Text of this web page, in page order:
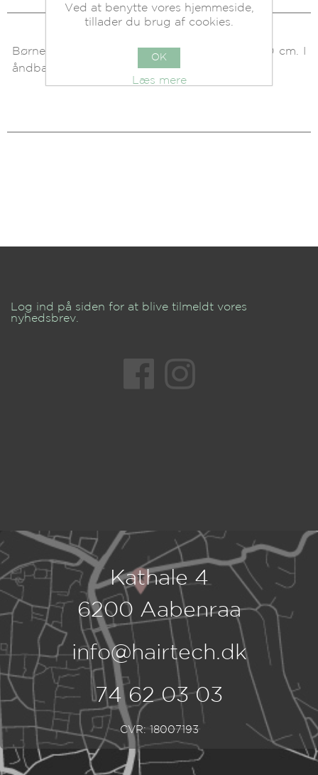
Børnekappe med hægtelukning. Mål 125 x 130 cm. I
åndbar materiale.
Log ind på siden for at blive tilmeldt vores
nyhedsbrev.
Kathale 4
6200 Aabenraa
info@hairtech.dk
74 62 03 03
CVR: 18007193
Ved at benytte vores hjemmeside,
tillader du brug af cookies.
OK
Læs mere